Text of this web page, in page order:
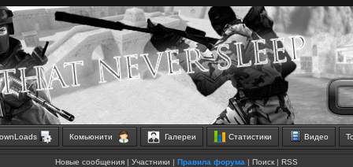
Комьюнити Галереи Статистики Видео
Новые сообщения | Участники | Правила форума | Поиск | RSS